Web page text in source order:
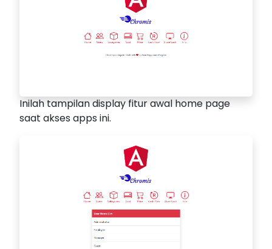
Inilah tampilan display fitur awal home page
saat akses apps ini.